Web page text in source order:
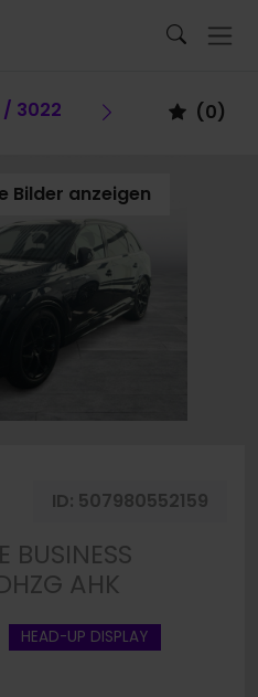
Fahrzeug
/ 3022 Vorheriges
(0)
Bilder anzeigen
merken
ID: 507980552159
AHK
HEAD-UP DISPLAY